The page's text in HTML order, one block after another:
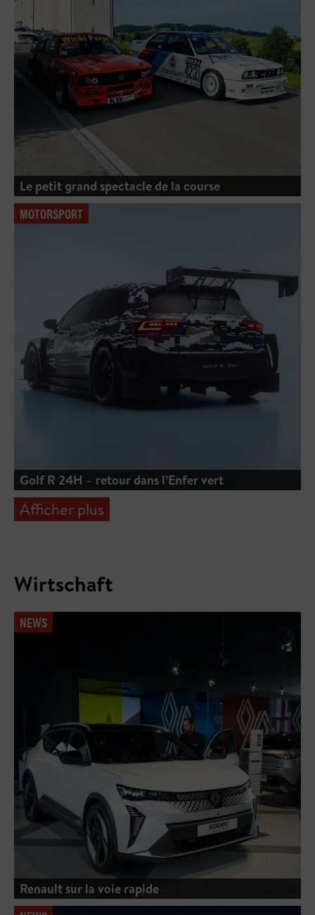
Le petit grand spectacle de la course
MOTORSPORT
Golf R 24H – retour dans l’Enfer vert
Afficher plus
Wirtschaft
NEWS
Renault sur la voie rapide